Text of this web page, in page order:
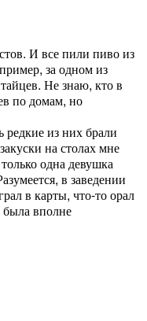
И все пили пиво из
за одном из
Не знаю, кто в
по домам, но
из них брали
на столах мне
одна девушка
в заведении
в карты, что-то орал
была вполне